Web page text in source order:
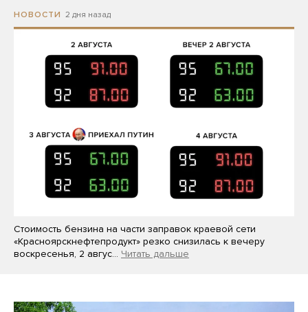
НОВОСТИ 2 дня назад
Стоимость бензина на части заправок краевой сети
«Красноярскнефтепродукт» резко снизилась к вечеру
воскресенья, 2 авгус… Читать дальше